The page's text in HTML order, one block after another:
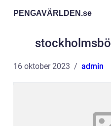
PENGAVÄRLDEN.se
16 oktober 2023 admin